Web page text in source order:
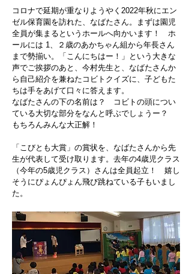
コロナで延期が重なりようやく2022年秋にエン
ゼル保育園を訪れた、なばたさん。まずは園児
全員が集まるというホールへ向かいます！ ホ
ールには 1、２歳のあかちゃん組から年長さん
まで勢揃い。「こんにちはー！」という大きな
声でご挨拶のあと、今村先生と、なばたさんか
ら自己紹介を兼ねたコビトクイズに、子どもた
ちは手をあげて口々に答えます。
なばたさんの下の名前は？ コビトの頭につい
ている大切な部分をなんと呼ぶでしょうー？
もちろんみんな大正解 ！
「こびとも大賞」の賞状を、なばたさんから先
生が代表して受け取ります。去年の4歳児クラス
（今年の5歳児クラス）さんは全員起立！ 嬉し
そうにぴょんぴょん飛び跳ねている子もいまし
た。